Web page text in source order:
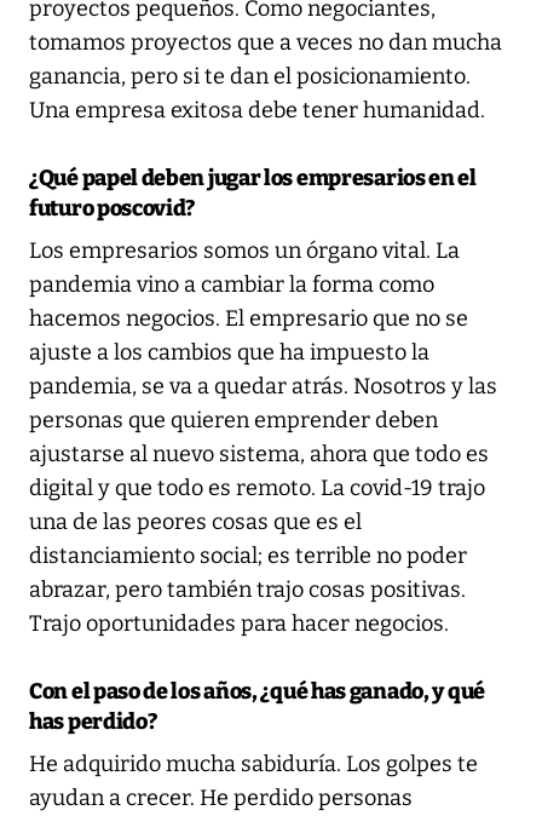
proyectos pequeños. Como negociantes,
tomamos proyectos que a veces no dan mucha
ganancia, pero si te dan el posicionamiento.
Una empresa exitosa debe tener humanidad.
¿Qué papel deben jugar los empresarios en el
futuro poscovid?
Los empresarios somos un órgano vital. La
pandemia vino a cambiar la forma como
hacemos negocios. El empresario que no se
ajuste a los cambios que ha impuesto la
pandemia, se va a quedar atrás. Nosotros y las
personas que quieren emprender deben
ajustarse al nuevo sistema, ahora que todo es
digital y que todo es remoto. La covid-19 trajo
una de las peores cosas que es el
distanciamiento social; es terrible no poder
abrazar, pero también trajo cosas positivas.
Trajo oportunidades para hacer negocios.
Con el paso de los años, ¿qué has ganado, y qué
has perdido?
He adquirido mucha sabiduría. Los golpes te
ayudan a crecer. He perdido personas